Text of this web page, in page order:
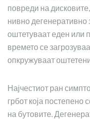
повреди на
нивно дегенеративно
оштетуваат еден или
времето се
опкружуваат
Најчестиот ран
грбот која постепено
на бутовите.